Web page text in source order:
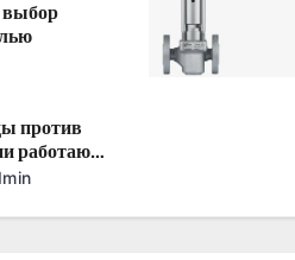
выбор
против
работают